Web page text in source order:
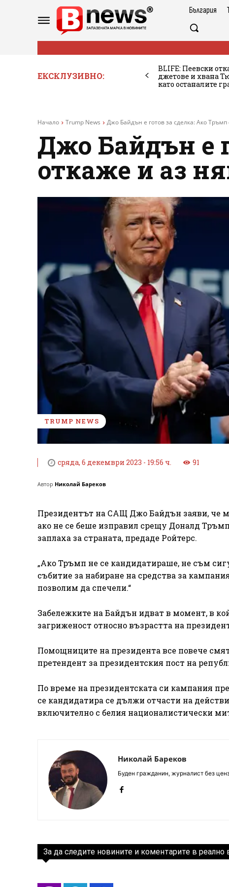
България
ЕКСКЛУЗИВНО:
BLIFE: Пеевски
джетове и хвана
като останалите
Начало Trump News Джо Байдън е готов за сделка: Ако Тръмп
Джо Байдън е
откаже и аз
TRUMP NEWS
сряда, 6 декември 2023 - 19:56 ч. 91
Автор Николай Бареков
Президентът на САЩ Джо Байдън заяви, че
ако не се беше изправил срещу Доналд
заплаха за страната, предаде Ройтерс.
„Ако Тръмп не се кандидатираше, не съм
събитие за набиране на средства за
позволим да спечели.“
Забележките на Байдън идват в момент, в
загриженост относно възрастта на
Помощниците на президента все повече
претендент за президентския пост на
По време на президентската си кампания
се кандидатира се дължи отчасти на
включително с белия националистически
Николай Бареков
Буден гражданин, журналист без
За да следите новините и коментарите в